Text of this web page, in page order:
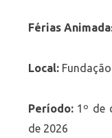
Férias
Local:
Período:1º de
de 2026